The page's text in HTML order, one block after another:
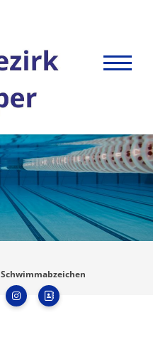
Schwimmabzeichen